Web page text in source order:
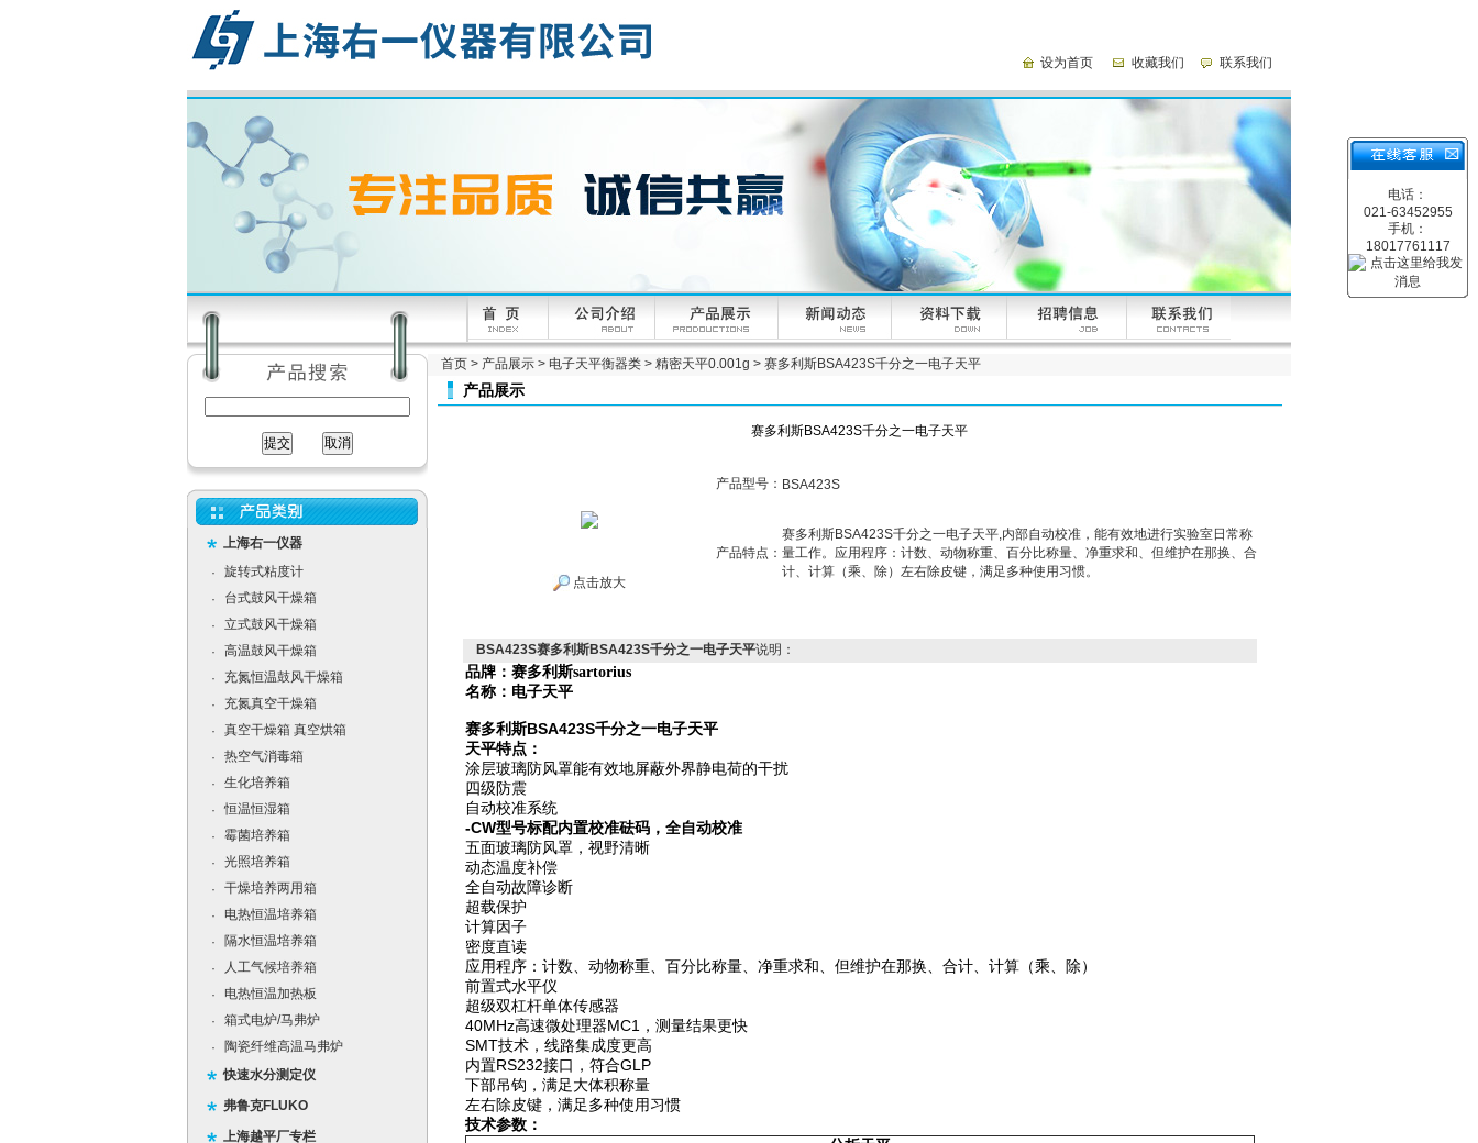
设为首页 收藏我们 联系我们
电话：
021-63452955
手机：
18017761117
上海右一仪器
·
旋转式粘度计
·
台式鼓风干燥箱
·
立式鼓风干燥箱
·
高温鼓风干燥箱
·
充氮恒温鼓风干燥箱
·
充氮真空干燥箱
·
真空干燥箱 真空烘箱
·
热空气消毒箱
·
生化培养箱
·
恒温恒湿箱
·
霉菌培养箱
·
光照培养箱
·
干燥培养两用箱
·
电热恒温培养箱
·
隔水恒温培养箱
·
人工气候培养箱
·
电热恒温加热板
·
箱式电炉/马弗炉
·
陶瓷纤维高温马弗炉
快速水分测定仪
弗鲁克FLUKO
上海越平厂专栏
首页 > 产品展示 > 电子天平衡器类 > 精密天平0.001g > 赛多利斯BSA423S千分之一电子天平
产品展示
赛多利斯BSA423S千分之一电子天平
点击放大
产品型号： BSA423S
产品特点：
赛多利斯BSA423S千分之一电子天平,内部自动校准，能有效地进行实验室日常称
量工作。应用程序：计数、动物称重、百分比称量、净重求和、但维护在那换、合
计、计算（乘、除）左右除皮键，满足多种使用习惯。
BSA423S赛多利斯BSA423S千分之一电子天平说明：
品牌：赛多利斯sartorius
名称：电子天平
赛多利斯BSA423S千分之一电子天平
天平特点：
涂层玻璃防风罩能有效地屏蔽外界静电荷的干扰
四级防震
自动校准系统
-CW型号标配内置校准砝码，全自动校准
五面玻璃防风罩，视野清晰
动态温度补偿
全自动故障诊断
超载保护
计算因子
密度直读
应用程序：计数、动物称重、百分比称量、净重求和、但维护在那换、合计、计算（乘、除）
前置式水平仪
超级双杠杆单体传感器
40MHz高速微处理器MC1，测量结果更快
SMT技术，线路集成度更高
内置RS232接口，符合GLP
下部吊钩，满足大体积称量
左右除皮键，满足多种使用习惯
技术参数：